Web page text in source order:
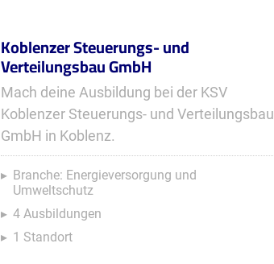
Koblenzer Steuerungs- und
Verteilungsbau GmbH
Mach deine Ausbildung bei der KSV
Koblenzer Steuerungs- und Verteilungsbau
GmbH in Koblenz.
Branche: Energieversorgung und
Umweltschutz
4 Ausbildungen
1 Standort